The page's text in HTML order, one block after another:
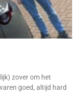
zover om het
goed, altijd hard